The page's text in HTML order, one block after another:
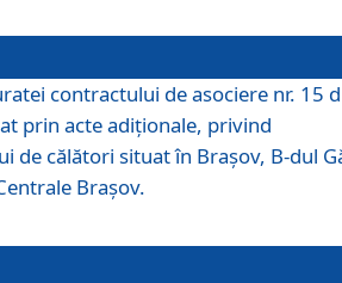
contractului de asociere nr. 15
prin acte adiționale, privind
de călători situat în Brașov, B-dul
Brașov.